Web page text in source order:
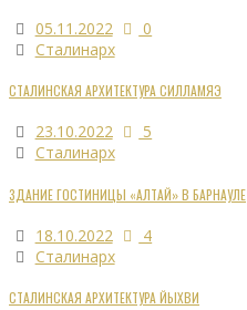
05.11.2022
0
Сталинарх
СТАЛИНСКАЯ АРХИТЕКТУРА СИЛЛАМЯЭ
23.10.2022
5
Сталинарх
ЗДАНИЕ ГОСТИНИЦЫ «АЛТАЙ» В БАРНАУЛЕ
18.10.2022
4
Сталинарх
СТАЛИНСКАЯ АРХИТЕКТУРА ЙЫХВИ